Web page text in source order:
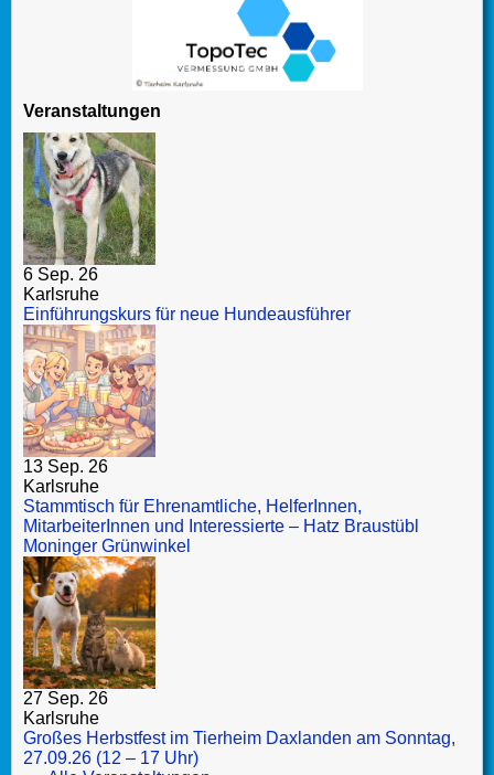
Veranstaltungen
6 Sep. 26
Karlsruhe
Einführungskurs für neue Hundeausführer
13 Sep. 26
Karlsruhe
Stammtisch für Ehrenamtliche, HelferInnen,
MitarbeiterInnen und Interessierte – Hatz Braustübl
Moninger Grünwinkel
27 Sep. 26
Karlsruhe
Großes Herbstfest im Tierheim Daxlanden am Sonntag,
27.09.26 (12 – 17 Uhr)